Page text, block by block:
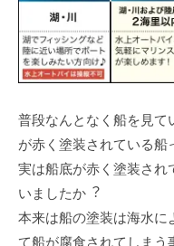
普段なんとなく船を⾒て
が⾚く塗装されている船
実は船底が⾚く塗装され
いましたか︖
本来は船の塗装は海⽔に
て船が腐⾷されてしまう